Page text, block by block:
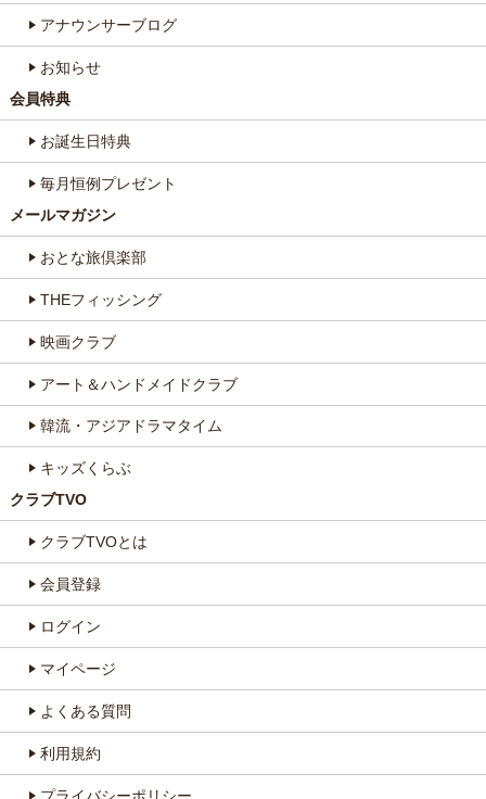
アナウンサーブログ
お知らせ
会員特典
お誕生日特典
毎月恒例プレゼント
メールマガジン
おとな旅倶楽部
THEフィッシング
映画クラブ
アート＆ハンドメイドクラブ
韓流・アジアドラマタイム
キッズくらぶ
クラブTVO
クラブTVOとは
会員登録
ログイン
マイページ
よくある質問
利用規約
プライバシーポリシー